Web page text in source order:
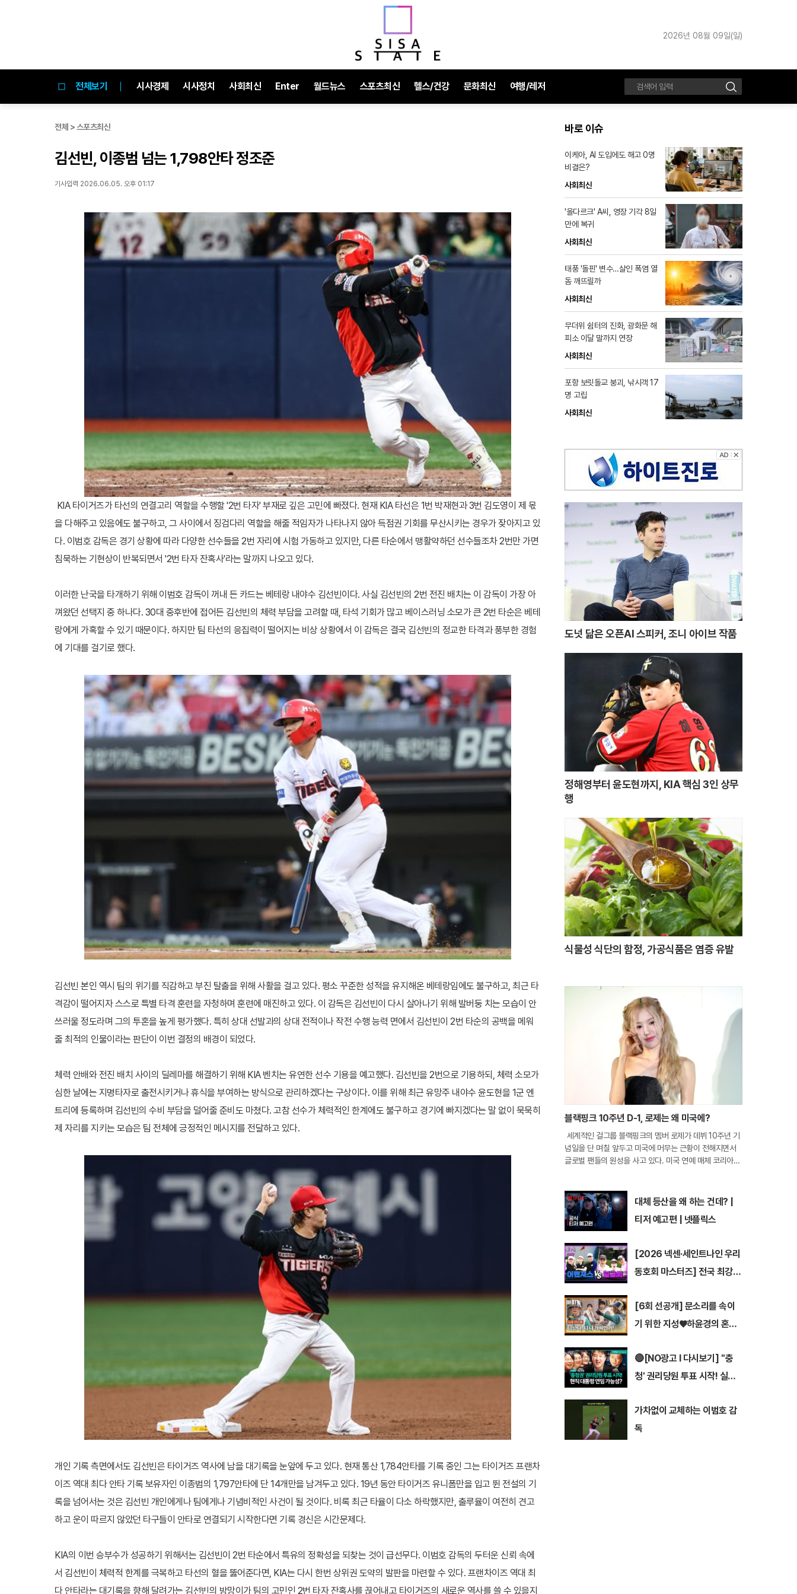
검
색
2026년 08월 09일(일)
전체보기 시사경제 시사정치 사회최신 Enter 월드뉴스 스포츠최신 헬스/건강 문화최신 여행/레저
전체 > 스포츠최신
김선빈, 이종범 넘는 1,798안타 정조준
기사입력 2026.06.05. 오후 01:17
KIA 타이거즈가 타선의 연결고리 역할을 수행할 '2번 타자' 부재로 깊은 고민에 빠졌다. 현재 KIA 타선은 1번 박재현과 3번 김도영이 제 몫
을 다해주고 있음에도 불구하고, 그 사이에서 징검다리 역할을 해줄 적임자가 나타나지 않아 득점권 기회를 무산시키는 경우가 잦아지고 있
다. 이범호 감독은 경기 상황에 따라 다양한 선수들을 2번 자리에 시험 가동하고 있지만, 다른 타순에서 맹활약하던 선수들조차 2번만 가면
침묵하는 기현상이 반복되면서 '2번 타자 잔혹사'라는 말까지 나오고 있다.
이러한 난국을 타개하기 위해 이범호 감독이 꺼내 든 카드는 베테랑 내야수 김선빈이다. 사실 김선빈의 2번 전진 배치는 이 감독이 가장 아
껴왔던 선택지 중 하나다. 30대 중후반에 접어든 김선빈의 체력 부담을 고려할 때, 타석 기회가 많고 베이스러닝 소모가 큰 2번 타순은 베테
랑에게 가혹할 수 있기 때문이다. 하지만 팀 타선의 응집력이 떨어지는 비상 상황에서 이 감독은 결국 김선빈의 정교한 타격과 풍부한 경험
에 기대를 걸기로 했다.
김선빈 본인 역시 팀의 위기를 직감하고 부진 탈출을 위해 사활을 걸고 있다. 평소 꾸준한 성적을 유지해온 베테랑임에도 불구하고, 최근 타
격감이 떨어지자 스스로 특별 타격 훈련을 자청하며 훈련에 매진하고 있다. 이 감독은 김선빈이 다시 살아나기 위해 발버둥 치는 모습이 안
쓰러울 정도라며 그의 투혼을 높게 평가했다. 특히 상대 선발과의 상대 전적이나 작전 수행 능력 면에서 김선빈이 2번 타순의 공백을 메워
줄 최적의 인물이라는 판단이 이번 결정의 배경이 되었다.
체력 안배와 전진 배치 사이의 딜레마를 해결하기 위해 KIA 벤치는 유연한 선수 기용을 예고했다. 김선빈을 2번으로 기용하되, 체력 소모가
심한 날에는 지명타자로 출전시키거나 휴식을 부여하는 방식으로 관리하겠다는 구상이다. 이를 위해 최근 유망주 내야수 윤도현을 1군 엔
트리에 등록하며 김선빈의 수비 부담을 덜어줄 준비도 마쳤다. 고참 선수가 체력적인 한계에도 불구하고 경기에 빠지겠다는 말 없이 묵묵히
제 자리를 지키는 모습은 팀 전체에 긍정적인 메시지를 전달하고 있다.
개인 기록 측면에서도 김선빈은 타이거즈 역사에 남을 대기록을 눈앞에 두고 있다. 현재 통산 1,784안타를 기록 중인 그는 타이거즈 프랜차
이즈 역대 최다 안타 기록 보유자인 이종범의 1,797안타에 단 14개만을 남겨두고 있다. 19년 동안 타이거즈 유니폼만을 입고 뛴 전설의 기
록을 넘어서는 것은 김선빈 개인에게나 팀에게나 기념비적인 사건이 될 것이다. 비록 최근 타율이 다소 하락했지만, 출루율이 여전히 견고
하고 운이 따르지 않았던 타구들이 안타로 연결되기 시작한다면 기록 경신은 시간문제다.
KIA의 이번 승부수가 성공하기 위해서는 김선빈이 2번 타순에서 특유의 정확성을 되찾는 것이 급선무다. 이범호 감독의 두터운 신뢰 속에
서 김선빈이 체력적 한계를 극복하고 타선의 혈을 뚫어준다면, KIA는 다시 한번 상위권 도약의 발판을 마련할 수 있다. 프랜차이즈 역대 최
다 안타라는 대기록을 향해 달려가는 김선빈의 방망이가 팀의 고민인 2번 타자 잔혹사를 끊어내고 타이거즈의 새로운 역사를 쓸 수 있을지
바로 이슈
이케아, AI 도입에도 해고 0명
비결은?
사회최신
'올다르크' A씨, 영장 기각 8일
만에 복귀
사회최신
태풍 '돌핀' 변수…살인 폭염 열
돔 깨뜨릴까
사회최신
무더위 쉼터의 진화, 광화문 해
피소 이달 말까지 연장
사회최신
포항 보릿돌교 붕괴, 낚시객 17
명 고립
사회최신
도넛 닮은 오픈AI 스피커, 조니 아이브 작품
정해영부터 윤도현까지, KIA 핵심 3인 상무
행
식물성 식단의 함정, 가공식품은 염증 유발
블랙핑크 10주년 D-1, 로제는 왜 미국에?
세계적인 걸그룹 블랙핑크의 멤버 로제가 데뷔 10주년 기
념일을 단 며칠 앞두고 미국에 머무는 근황이 전해지면서
글로벌 팬들의 원성을 사고 있다. 미국 연예 매체 코리아부
모습이 파파라치 카메라에 포착대체 등산을 왜 하는 건데? |
티저 예고편 | 넷플릭스
[2026 넥센·세인트나인 우리
동호회 마스터즈] 전국 최강
여정! 파티움 어벤져스 vs 일
금회 | 16강 1경기
[6회 선공개] 문소리를 속이
기 위한 지성♥하윤경의 혼신
6(일) 밤 10시 30분 방송
🔴[NO광고 I 다시보기] ''충
청' 권리당원 투표 시작! 실시
한 당대표 1위는? I #이동형 #
김민석 #정청래 #전당대회
가차없이 교체하는 이범호 감
독